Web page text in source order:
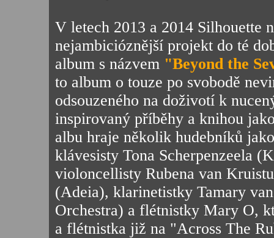
V letech 2013 a 2014 Silhouette
nejambicióznější projekt do té
album s názvem "Beyond the
to album o touze po svobodě
odsouzeného na doživotí k
inspirovaný příběhy a knihou
albu hraje několik hudebníků
klávesisty Tona Scherpenzeela
violoncellisty Rubena van
(Adeia), klarinetistky Tamary
Orchestra) a flétnistky Mary O,
a flétnistka již na "Across The